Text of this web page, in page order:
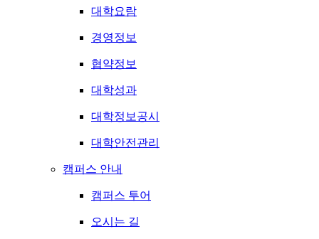
대학요람
경영정보
협약정보
대학성과
대학정보공시
대학안전관리
캠퍼스 안내
캠퍼스 투어
오시는 길